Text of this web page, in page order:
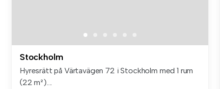
Stockholm
Hyresrätt på Värtavägen 72 i Stockholm med 1 rum
(22 m²)....